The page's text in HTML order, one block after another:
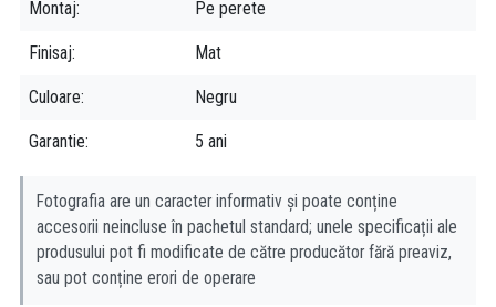
Montaj Pe perete
Finisaj Mat
Culoare Negru
Garantie 5 ani
Fotografia are un caracter informativ și poate conține
accesorii neincluse în pachetul standard; unele specificații ale
produsului pot fi modificate de către producător fără preaviz,
sau pot conține erori de operare